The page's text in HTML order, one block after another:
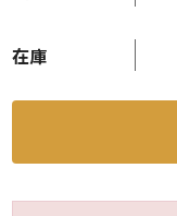
在庫